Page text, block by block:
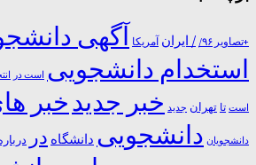
+تصاویر ۹۶/ / ایران آمریکا آگهی
استخدام دانشجویی است در
است تا تهران جدید خبر جدیدخبر
دانشجویان دانشجویی دانشگاه در